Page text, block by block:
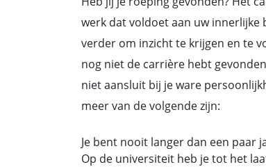
werk dat voldoet aan uw innerlijke
verder om inzicht te krijgen en te
nog niet de carrière hebt
niet aansluit bij je ware
meer van de volgende zijn:
Je bent nooit langer dan een paar
Op de universiteit heb je tot het